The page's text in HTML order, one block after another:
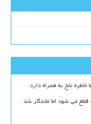
تلخ به همراه دارد